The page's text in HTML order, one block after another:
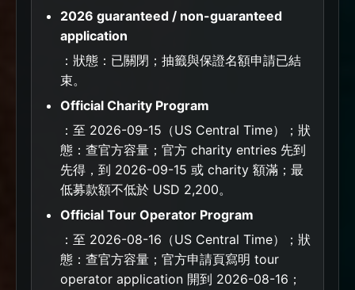
2026 guaranteed / non-guaranteed
application
：狀態：已關閉；抽籤與保證名額申請已結
束。
Official Charity Program
：至 2026-09-15（US Central Time）；狀
態：查官方容量；官方 charity entries 先到
先得，到 2026-09-15 或 charity 額滿；最
低募款額不低於 USD 2,200。
Official Tour Operator Program
：至 2026-08-16（US Central Time）；狀
態：查官方容量；官方申請頁寫明 tour
operator application 開到 2026-08-16；